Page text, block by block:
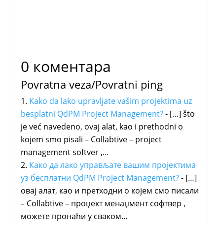
0 коментара
Povratna veza/Povratni ping
Kako da lako upravljate vašim projektima uz
besplatni QdPM Project Management?- […] što
je već navedeno, ovaj alat, kao i prethodni o
kojem smo pisali – Collabtive – project
management softver ,…
Како да лако управљате вашим пројектима
уз бесплатни QdPM Project Management?- […]
овај алат, као и претходни о којем смо писали
– Collabtive – проџект менаџмент софтвер ,
можете пронаћи у сваком…